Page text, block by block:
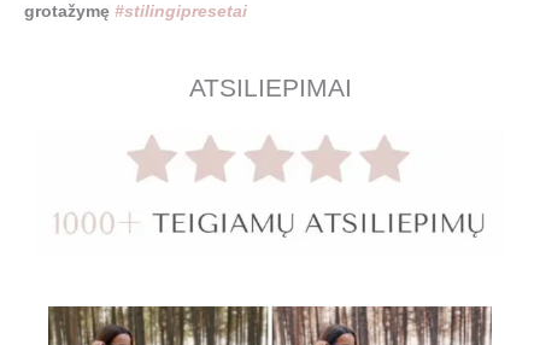
grotažymę #stilingipresetai
ATSILIEPIMAI